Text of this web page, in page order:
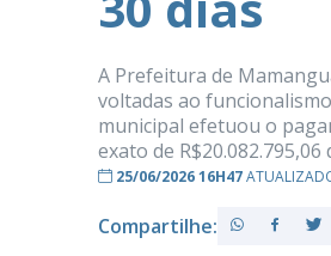
A Prefeitura de
voltadas ao
municipal efetuou o
exato de
25/06/2026 16H47
Compartilhe: